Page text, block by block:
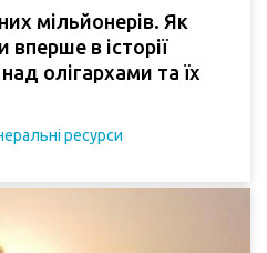
мільйонерів. Як
вперше в історії
олігархами та їх
ресурси